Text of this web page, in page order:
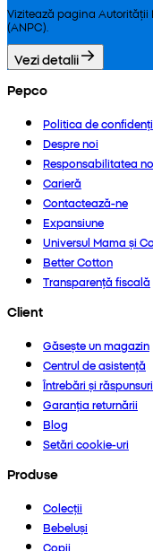
Vizitează pagina Autorității
(ANPC).
Vezi detalii
Pepco
Politica de
Despre noi
Responsabilitatea
Carieră
Contactează-ne
Expansiune
Universul Mama și
Better Cotton
Transparență fiscală
Client
Găsește un magazin
Centrul de asistență
Întrebări și răspunsuri
Garanția returnării
Blog
Setări cookie-uri
Produse
Colecții
Bebeluși
Copii